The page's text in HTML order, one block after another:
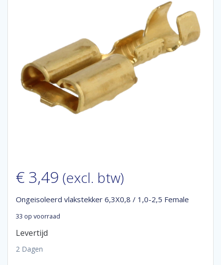
€ 3,49 (excl. btw)
Ongeisoleerd vlakstekker 6,3X0,8 / 1,0-2,5 Female
33 op voorraad
Levertijd
2 Dagen